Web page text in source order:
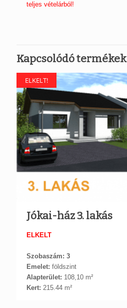
teljes vételárból!
Kapcsolódó termékek
ELKELT!
Jókai-ház 3. lakás
ELKELT
Szobaszám: 3
Emelet: földszint
Alapterület: 108,10 m²
Kert: 215.44 m²